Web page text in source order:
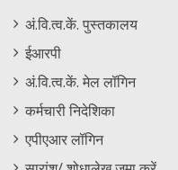
Staff
Footer
Menu
अं.वि.त्व.कें. पुस्तकालय
ईआरपी
अं.वि.त्व.कें. मेल लॉगिन
कर्मचारी निदेशिका
एपीएआर लॉगिन